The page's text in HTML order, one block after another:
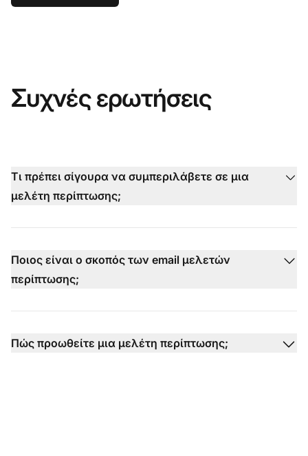
Συχνές ερωτήσεις
Τι πρέπει σίγουρα να συμπεριλάβετε σε μια
μελέτη περίπτωσης;
Ποιος είναι ο σκοπός των email μελετών
περίπτωσης;
Πώς προωθείτε μια μελέτη περίπτωσης;